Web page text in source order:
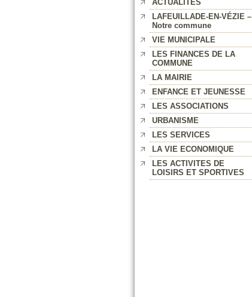
ACTUALITÉS
LAFEUILLADE-EN-VÉZIE –
Notre commune
VIE MUNICIPALE
LES FINANCES DE LA
COMMUNE
LA MAIRIE
ENFANCE ET JEUNESSE
LES ASSOCIATIONS
URBANISME
LES SERVICES
LA VIE ECONOMIQUE
LES ACTIVITES DE
LOISIRS ET SPORTIVES